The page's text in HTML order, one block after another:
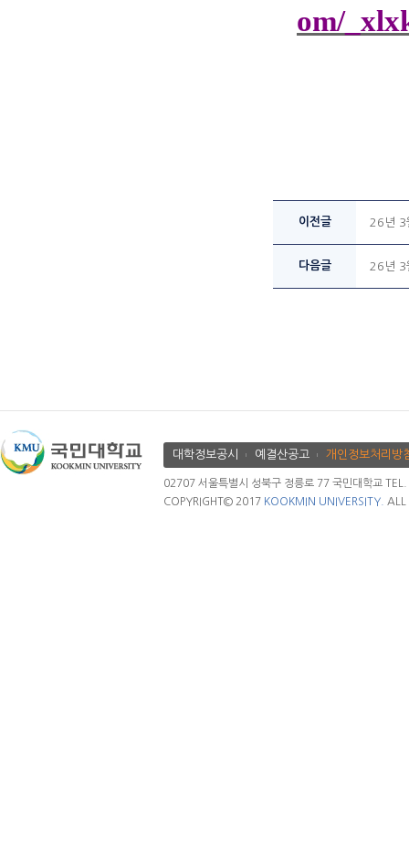
om/
이전글 26년 3
다음글 26년 3
대학정보공시 예결산공고 개인정보처리방
02707 서울특별시 성북구 정릉로 77 국민대학교
COPYRIGHT© 2017 KOOKMIN UNIVERSITY. ALL